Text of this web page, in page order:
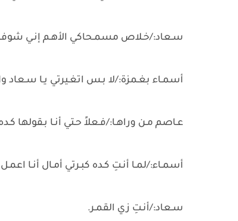
سـعاد:/خـلاص مسمـحاكي الأهـم إنـي
أسمـاء بغـمزة:/لا بـس اتغـيرتي يـا سـعاد
عـاصم مـن وراهـا:/فـعلاً حـتي أنـا بـقولها
أسمـاء:/لمـا أنـتِ كـده كبـرتي أمـال أنـا اعمـل
سـعاد:/أنـتِ زي القمـر.